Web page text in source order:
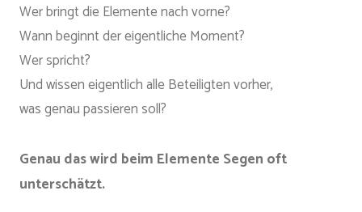
Wer bringt die Elemente nach vorne?
Wann beginnt der eigentliche Moment?
Wer spricht?
Und wissen eigentlich alle Beteiligten vorher,
was genau passieren soll?
Genau das wird beim Elemente Segen oft
unterschätzt.